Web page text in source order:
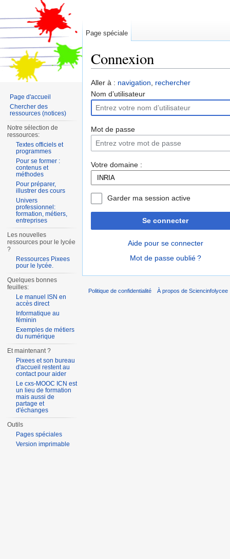
Connexion
Aller à : navigation, rechercher
Nom d’utilisateur
Mot de passe
Votre domaine :
Garder ma session active
Se connecter
Aide pour se connecter
Mot de passe oublié ?
Page spéciale
Page d'accueil
Chercher des
ressources (notices)
Notre sélection de
ressources:
Textes officiels et
programmes
Pour se former :
contenus et
méthodes
Pour préparer,
illustrer des cours
Univers
professionnel:
formation, métiers,
entreprises
Les nouvelles
ressources pour le lycée
?
Ressources Pixees
pour le lycée.
Quelques bonnes
feuilles:
Le manuel ISN en
accès direct
Informatique au
féminin
Exemples de métiers
du numérique
Et maintenant ?
Pixees et son bureau
d'accueil restent au
contact pour aider
Le cxs-MOOC ICN est
un lieu de formation
mais aussi de
partage et
d'échanges
Outils
Pages spéciales
Version imprimable
Politique de confidentialité À propos de Sciencinfolycee